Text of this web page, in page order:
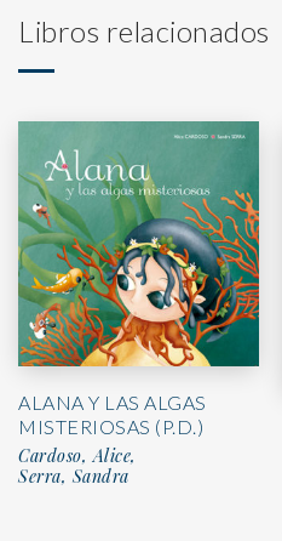
Libros relacionados
ALANA Y LAS ALGAS
MISTERIOSAS (P.D.)
Cardoso, Alice,
Serra, Sandra